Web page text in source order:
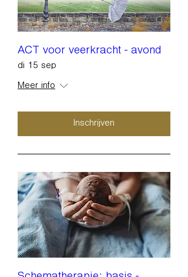
ACT voor veerkracht - avond
di 15 sep
Meer info
Inschrijven